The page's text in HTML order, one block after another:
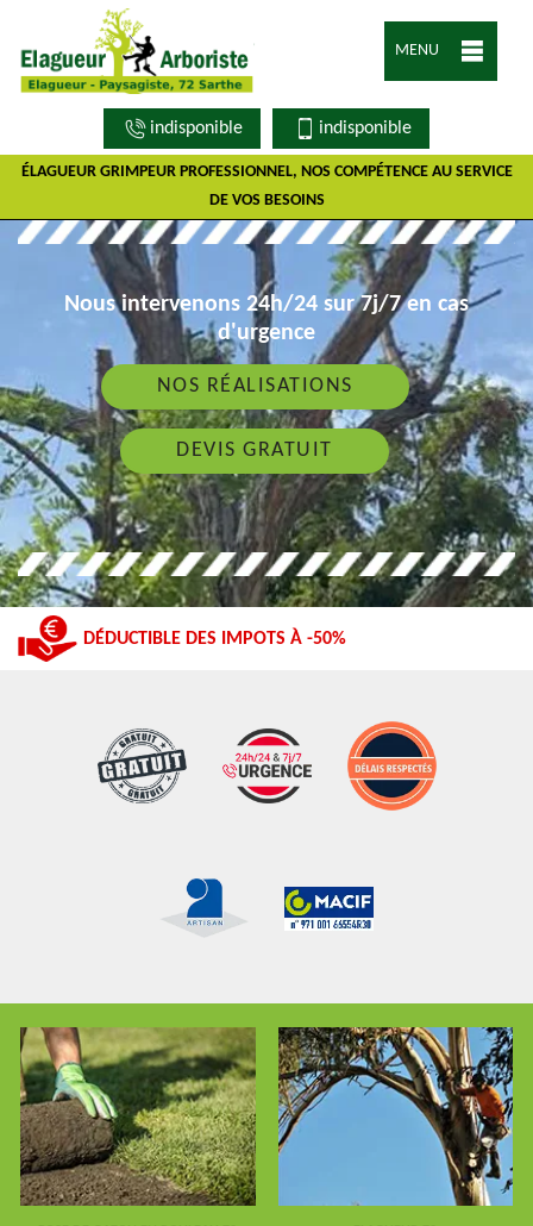
ÉLAGUEUR GRIMPEUR PROFESSIONNEL, NOS COMPÉTENCE AU SERVICE
DE VOS BESOINS
MENU
indisponible indisponible
Nous intervenons 24h/24 sur 7j/7 en cas
d'urgence
NOS RÉALISATIONS
DEVIS GRATUIT
DÉDUCTIBLE DES IMPOTS À -50%